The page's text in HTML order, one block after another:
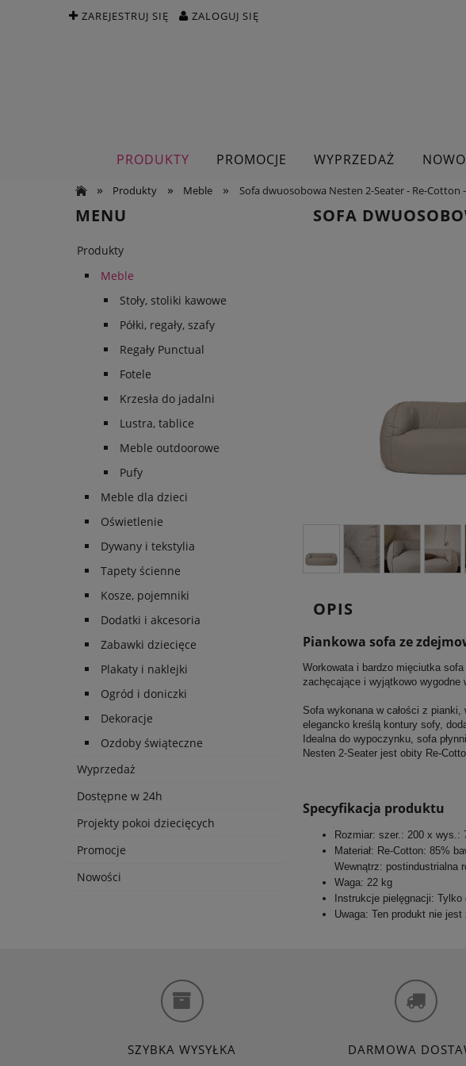
ZAREJESTRUJ SIĘ ZALOGUJ SIĘ
PRODUKTY PROMOCJE WYPRZEDAŻ
»
Produkty » Meble » Sofa dwuosobowa Nesten 2-Seater - Re-Cotton
MENU
Produkty
Meble
Stoły, stoliki kawowe
Półki, regały, szafy
Regały Punctual
Fotele
Krzesła do jadalni
Lustra, tablice
Meble outdoorowe
Pufy
Meble dla dzieci
Oświetlenie
Dywany i tekstylia
Tapety ścienne
Kosze, pojemniki
Dodatki i akcesoria
Zabawki dziecięce
Plakaty i naklejki
Ogród i doniczki
Dekoracje
Ozdoby świąteczne
Wyprzedaż
Dostępne w 24h
Projekty pokoi dziecięcych
Promocje
Nowości
SOFA
OPIS
Piankowa sofa ze
Workowata i bardzo mięciutka
zachęcające i wyjątkowo wygodne
Sofa wykonana w całości z
elegancko kreślą kontury sofy,
Idealna do wypoczynku, sofa
Nesten 2-Seater jest obity Re-
Specyfikacja produktu
Rozmiar: szer.: 200 x wys.:
Materiał: Re-Cotton: 85%
Wewnątrz: postindustrialna
Waga: 22 kg
Instrukcje pielęgnacji:
Uwaga: Ten produkt nie
SZYBKA WYSYŁKA DARMOWA